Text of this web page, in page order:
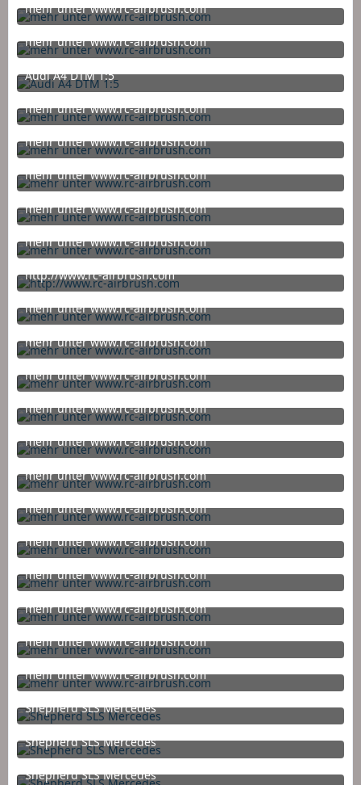
mehr unter www.rc-airbrush.com
2. Oktober 2015 um 08:19
mehr unter www.rc-airbrush.com
2. Oktober 2015 um 08:18
Audi A4 DTM 1:5
16. September 2015 um 04:36
mehr unter www.rc-airbrush.com
16. September 2015 um 04:35
mehr unter www.rc-airbrush.com
6. Juni 2015 um 19:27
mehr unter www.rc-airbrush.com
6. Juni 2015 um 19:27
mehr unter www.rc-airbrush.com
6. Mai 2015 um 10:16
mehr unter www.rc-airbrush.com
6. Mai 2015 um 10:16
http://www.rc-airbrush.com
6. Mai 2015 um 10:16
mehr unter www.rc-airbrush.com
16. April 2015 um 20:31
mehr unter www.rc-airbrush.com
4. April 2015 um 16:56
mehr unter www.rc-airbrush.com
4. April 2015 um 16:56
mehr unter www.rc-airbrush.com
29. März 2015 um 11:46
mehr unter www.rc-airbrush.com
29. März 2015 um 11:46
mehr unter www.rc-airbrush.com
29. März 2015 um 11:46
mehr unter www.rc-airbrush.com
29. März 2015 um 11:46
mehr unter www.rc-airbrush.com
29. März 2015 um 11:46
mehr unter www.rc-airbrush.com
29. März 2015 um 11:46
mehr unter www.rc-airbrush.com
29. März 2015 um 11:46
mehr unter www.rc-airbrush.com
29. März 2015 um 11:46
mehr unter www.rc-airbrush.com
29. März 2015 um 11:46
Shepherd SLS Mercedes
8. Februar 2015 um 13:42
Shepherd SLS Mercedes
8. Februar 2015 um 13:42
Shepherd SLS Mercedes